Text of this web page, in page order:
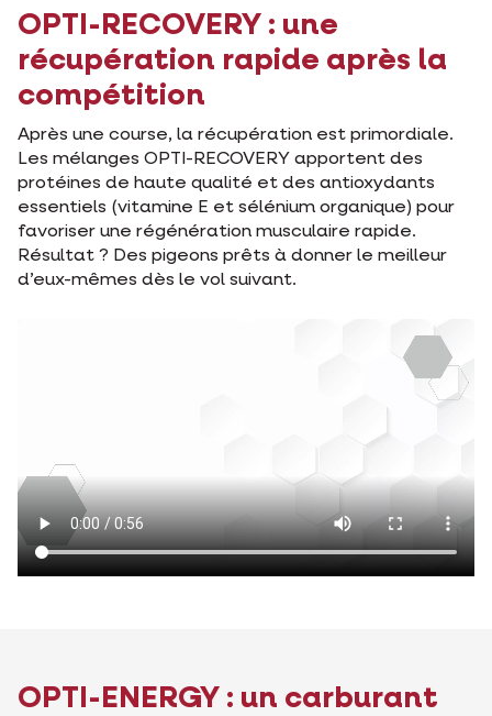
OPTI-RECOVERY : une
récupération rapide après la
compétition
Après une course, la récupération est primordiale.
Les mélanges OPTI-RECOVERY apportent des
protéines de haute qualité et des antioxydants
essentiels (vitamine E et sélénium organique) pour
favoriser une régénération musculaire rapide.
Résultat ? Des pigeons prêts à donner le meilleur
d’eux-mêmes dès le vol suivant.
OPTI-ENERGY : un carburant